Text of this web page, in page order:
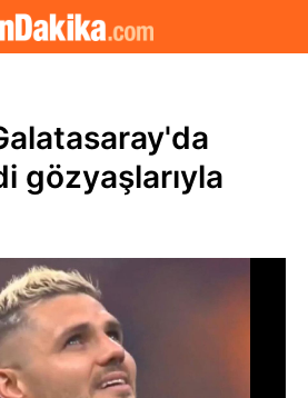
gözyaşlarıyla